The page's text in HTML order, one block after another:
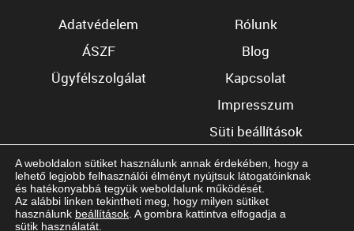
Adatvédelem
ÁSZF
Ügyfélszolgálat
Rólunk
Blog
Kapcsolat
Impresszum
Süti beállítások
A weboldalon sütiket használunk annak érdekében, hogy a
lehető legjobb felhasználói élményt nyújtsuk látogatóinknak
és hatékonyabbá tegyük weboldalunk működését.
Az alábbi linken tekintheti meg, hogy milyen sütiket
használunk beállítások . A gombra kattintva elfogadja a
sütik használatát.